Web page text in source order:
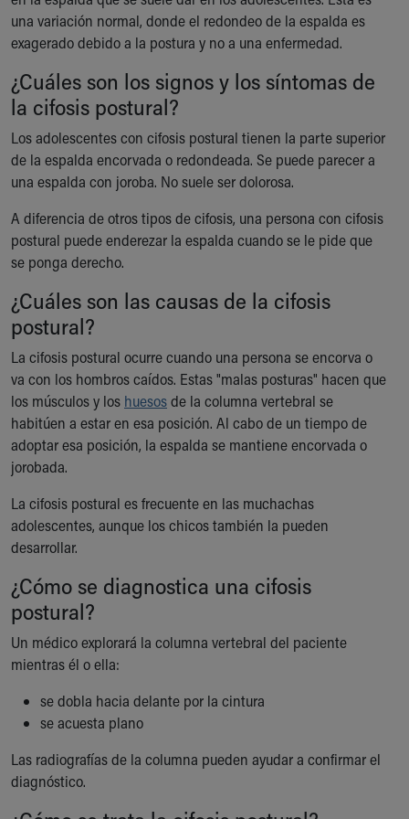
Ronald McDonald House Care Mobile
Health Centers
Symptom Checker
Financial Services
Price Estimates
Family Supports
Sports Health Services Provider for Akron Zips
New Parents
Find a Pediatrics Location
Find a Pediatrician
MyChart
Make an Appointment
Breastfeeding Medicine
Child Passenger Safety
Safe Sleep for Babies
Safe Sleep
About Akron Children's Pediatrics
Who We Are
Building a Brighter Future
Our Mission, Vision, Promise
Calendar of Events
Community Mission
Connect With Us
Our Culture of Caring
Newsroom
Quality and Patient Safety
Unity and Engagement
Women's Board
Our History
More childhood, please.™
Cincinnati Children's
MyChart Telehealth Visits
Directions
Doggie Brigade
una variación normal, donde el redondeo de la espalda es
exagerado debido a la postura y no a una enfermedad.
¿Cuáles son los signos y los síntomas de
la cifosis postural?
Los adolescentes con cifosis postural tienen la parte superior
de la espalda encorvada o redondeada. Se puede parecer a
una espalda con joroba. No suele ser dolorosa.
A diferencia de otros tipos de cifosis, una persona con cifosis
postural puede enderezar la espalda cuando se le pide que
se ponga derecho.
¿Cuáles son las causas de la cifosis
postural?
La cifosis postural ocurre cuando una persona se encorva o
va con los hombros caídos. Estas "malas posturas" hacen que
los músculos y los huesosde la columna vertebral se
habitúen a estar en esa posición. Al cabo de un tiempo de
adoptar esa posición, la espalda se mantiene encorvada o
jorobada.
La cifosis postural es frecuente en las muchachas
adolescentes, aunque los chicos también la pueden
desarrollar.
¿Cómo se diagnostica una cifosis
postural?
Un médico explorará la columna vertebral del paciente
mientras él o ella:
se dobla hacia delante por la cintura
se acuesta plano
Las radiografías de la columna pueden ayudar a confirmar el
diagnóstico.